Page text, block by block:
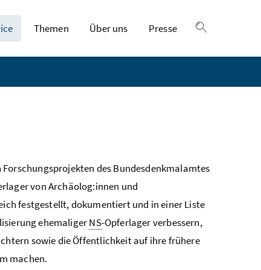
Themen Über uns
Presse
des Bundesdenkmalamtes
von Archäolog:innen und
festgestellt, dokumentiert und in einer Liste
ehemaligerNS-Opferlager verbessern,
sowie die Öffentlichkeit auf ihre frühere
machen.